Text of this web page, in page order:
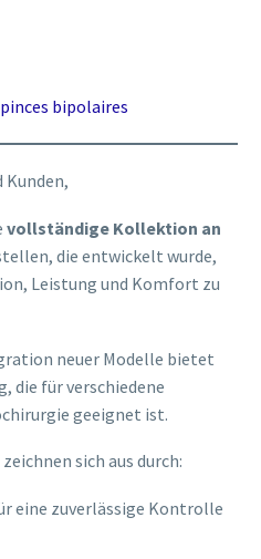
bipolaires
Kunden,
vollständige Kollektion an
die entwickelt wurde,
Leistung und Komfort zu
neuer Modelle bietet
die für verschiedene
geeignet ist.
sich aus durch:
eine zuverlässige Kontrolle